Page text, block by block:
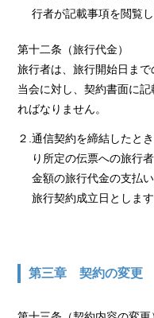
行者が記載事項を閲覧
第十二条（旅行代金）
旅行者は、旅行開始日まで
当会に対し、契約書面に
ればなりません。
２.通信契約を締結したと
り所定の伝票への旅行
金額の旅行代金の支払
旅行契約成立日とします
第三章 契約の変更